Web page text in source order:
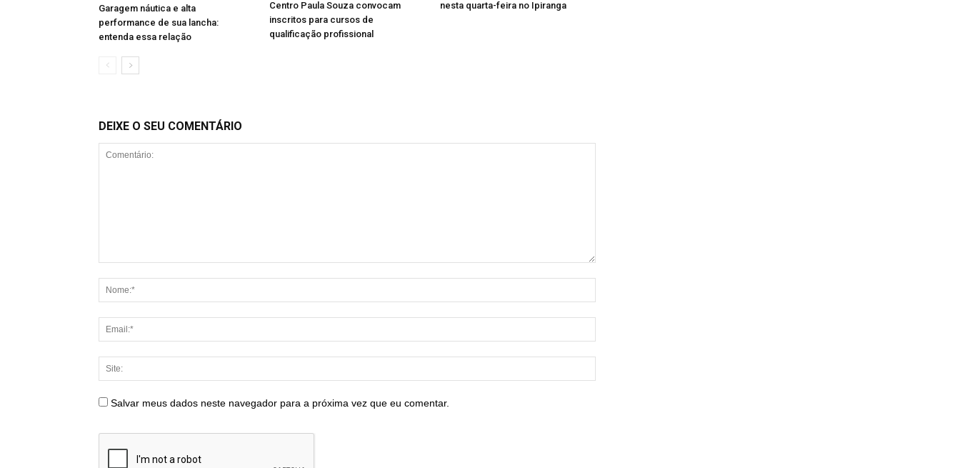
Garagem náutica e alta
performance de sua lancha:
entenda essa relação
Centro Paula Souza convocam
inscritos para cursos de
qualificação profissional
nesta quarta-feira no Ipiranga
DEIXE O SEU COMENTÁRIO
Salvar meus dados neste navegador para a próxima vez que eu comentar.